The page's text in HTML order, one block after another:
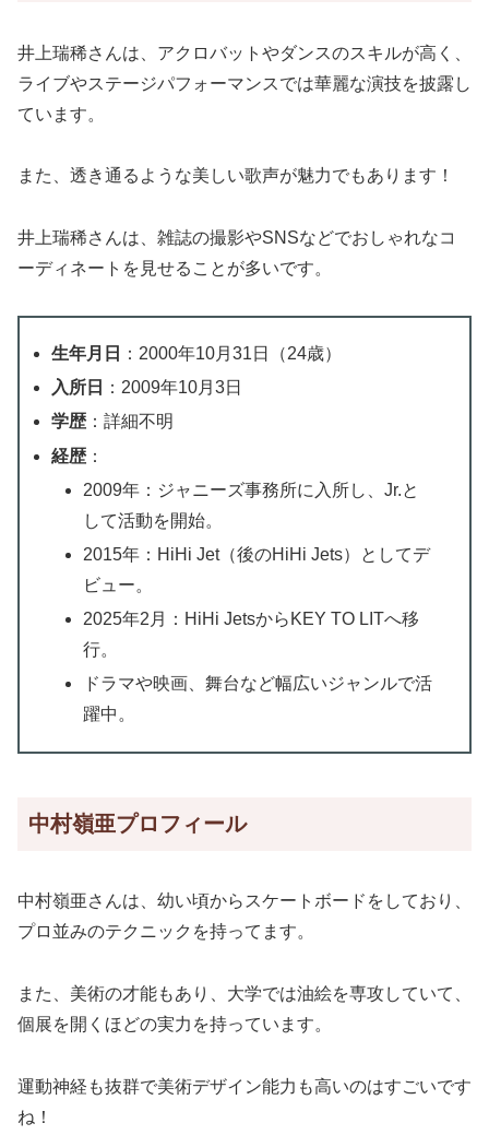
井上瑞稀さんは、アクロバットやダンスのスキルが高く、
ライブやステージパフォーマンスでは華麗な演技を披露し
ています。
また、透き通るような美しい歌声が魅力でもあります！
井上瑞稀さんは、雑誌の撮影やSNSなどでおしゃれなコ
ーディネートを見せることが多いです。
生年月日
：2000年10月31日（24歳）
入所日
：2009年10月3日
学歴 ：詳細不明
経歴 ：
2009年：ジャニーズ事務所に入所し、Jr.と
して活動を開始。
2015年：HiHi Jet（後のHiHi Jets）としてデ
ビュー。
2025年2月：HiHi JetsからKEY TO LITへ移
行。
ドラマや映画、舞台など幅広いジャンルで活
躍中。
中村嶺亜プロフィール
中村嶺亜さんは、幼い頃からスケートボードをしており、
プロ並みのテクニックを持ってます。
また、美術の才能もあり、大学では油絵を専攻していて、
個展を開くほどの実力を持っています。
運動神経も抜群で美術デザイン能力も高いのはすごいです
ね！